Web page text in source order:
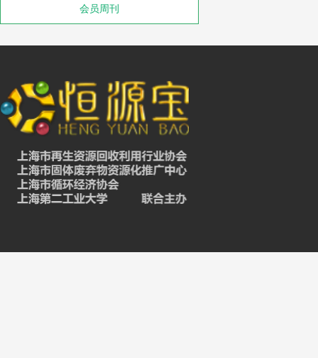
会员周刊